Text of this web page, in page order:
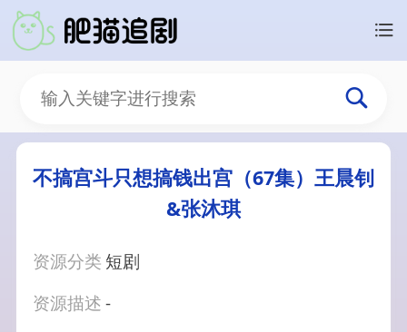
不搞宫斗只想搞钱出宫（67集）王晨钊
&张沐琪
资源分类 短剧
资源描述-